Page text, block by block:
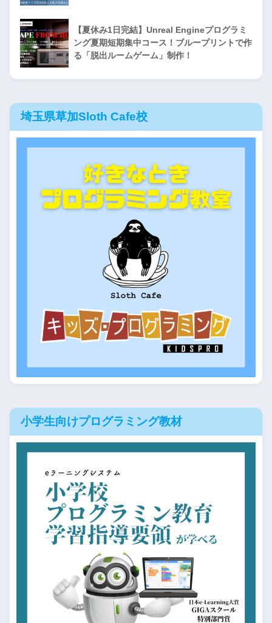
【夏休み1日完結】Unreal Engineプログラミ
ング夏期短期集中コース！ブループリントで作
る「脱出ルームゲーム」制作！
埼玉県草加Sloth Cafe校
小学生向けプログラミング教材